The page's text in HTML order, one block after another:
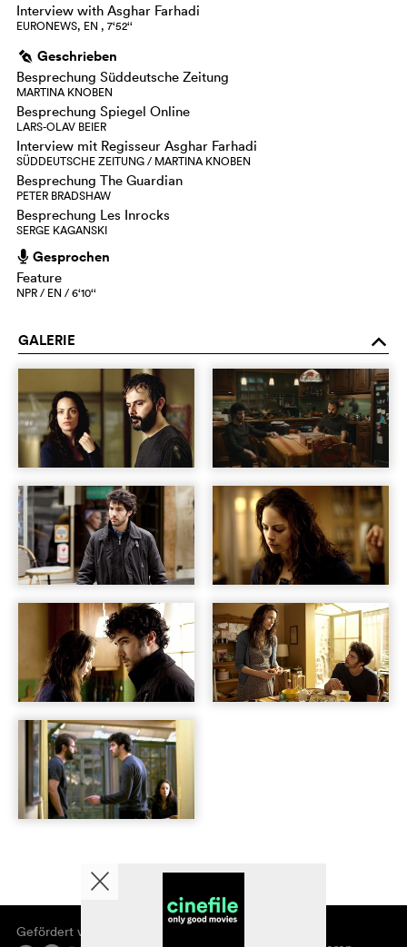
Interview with Asghar Farhadi
EURONEWS, EN , 7‘52‘‘
g Geschrieben
Besprechung Süddeutsche Zeitung
MARTINA KNOBEN
Besprechung Spiegel Online
LARS-OLAV BEIER
Interview mit Regisseur Asghar Farhadi
SÜDDEUTSCHE ZEITUNG / MARTINA KNOBEN
Besprechung The Guardian
PETER BRADSHAW
Besprechung Les Inrocks
SERGE KAGANSKI
h Gesprochen
Feature
NPR / EN / 6‘10‘‘
GALERIE o
Gefördert von